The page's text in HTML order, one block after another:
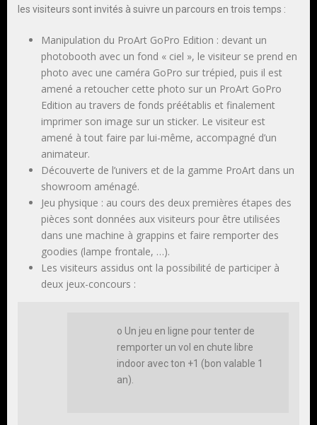
les visiteurs sont invités à suivre un parcours en trois temps :
Manipulation du ProArt GoPro Edition : devant un
photobooth avec un fond « ciel », le visiteur se prend en
photo avec une caméra GoPro sur trépied, puis il est
amené a retoucher cette photo sur un ProArt GoPro
Edition au travers de fonds préétablis et finalement
imprimer son image sur un sticker. Le visiteur est
amené à tout faire par lui-même, accompagné d’un
animateur.
Découverte de l’univers et de la gamme ProArt dans un
showroom aménagé.
Jeu physique : au cours des deux premières étapes des
pièces sont données aux visiteurs pour être utilisées
dans une machine à grappins et faire remporter des
goodies (lampe frontale, …).
Les visiteurs assidus ont la possibilité de participer à
deux jeux-concours :
o Un jeu en ligne pour tenter de
remporter un vol en chute libre
indoor avec ton +1 (bon valable 1
an).